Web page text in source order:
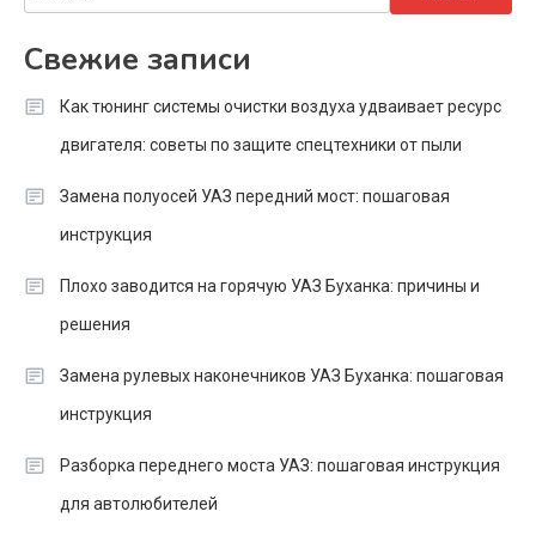
Свежие записи
Как тюнинг системы очистки воздуха удваивает ресурс
двигателя: советы по защите спецтехники от пыли
Замена полуосей УАЗ передний мост: пошаговая
инструкция
Плохо заводится на горячую УАЗ Буханка: причины и
решения
Замена рулевых наконечников УАЗ Буханка: пошаговая
инструкция
Разборка переднего моста УАЗ: пошаговая инструкция
для автолюбителей